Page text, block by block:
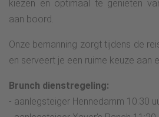
kiezen en optimaal te genieten
aan boord.
Onze bemanning zorgt tijdens de
en serveert je een ruime keuze aan
Brunch dienstregeling:
- aanlegsteiger Hennedamm 10:30